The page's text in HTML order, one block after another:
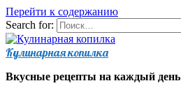
Перейти к содержанию
Search for:
Кулинарная копилка
Вкусные рецепты на каждый день